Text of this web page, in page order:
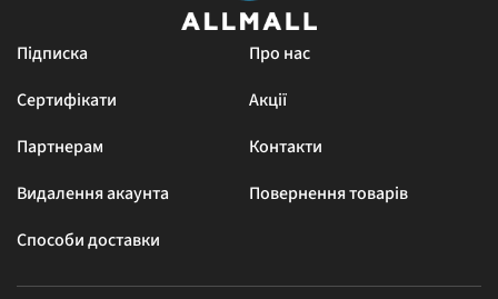
Підписка
Про нас
Сертифікати
Акції
Партнерам
Контакти
Видалення акаунта
Повернення товарів
Способи доставки